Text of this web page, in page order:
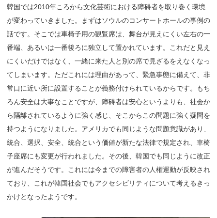
韓国では2010年ころから文化芸術における障碍者を取り巻く環境
が変わっていきました。まずはソウルのコンサートホールの事例の
話です。そこでは車椅子用の観覧席は、舞台が見えにくい左右の一
番端、あるいは一番後ろに独立して置かれています。これだと見え
にくいだけではなく、一緒に来た人と別の席で見ざるをえなくなっ
てしまいます。ただこれには理由があって、緊急事態に備えて、非
常口に近い所に設置することが義務付けられているからです。もち
ろん安全は大事なことですが、障碍者は安心というよりも、社会か
ら隔離されているように強く感じ、そこからこの問題に強く疑問を
持つようになりました。アメリカでも同じような問題意識があり、
統合、選択、安全、統合という価値が新たな法律で規定され、車椅
子座席にも変更が行われました。その後、韓国でも同じように改正
が進んだそうです。これには今までの障害者の人権運動が反映され
ており、これが韓国社会でもアクセシビリティについて考えるきっ
かけとなったようです。